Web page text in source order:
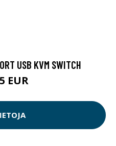
USB KVM SWITCH
EUR